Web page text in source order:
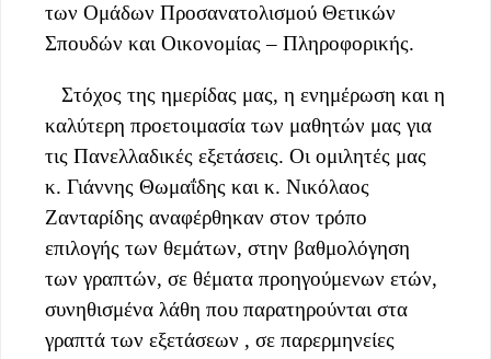
των Ομάδων Προσανατολισμού Θετικών
Σπουδών και Οικονομίας – Πληροφορικής.
Στόχος της ημερίδας μας, η ενημέρωση και η
καλύτερη προετοιμασία των μαθητών μας για
τις Πανελλαδικές εξετάσεις. Οι ομιλητές μας
κ. Γιάννης Θωμαΐδης και κ. Νικόλαος
Ζανταρίδης αναφέρθηκαν στον τρόπο
επιλογής των θεμάτων, στην βαθμολόγηση
των γραπτών, σε θέματα προηγούμενων ετών,
συνηθισμένα λάθη που παρατηρούνται στα
γραπτά των εξετάσεων , σε παρερμηνείες